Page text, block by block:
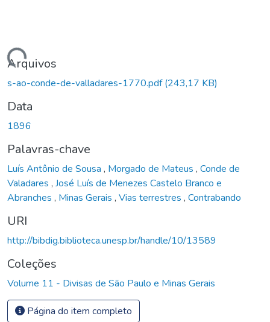
Carregando...
Arquivos
s-ao-conde-de-valladares-1770.pdf(243,17 KB)
Data
1896
Palavras-chave
Luís Antônio de Sousa , Morgado de Mateus , Conde de
Valadares , José Luís de Menezes Castelo Branco e
Abranches , Minas Gerais , Vias terrestres , Contrabando
URI
http://bibdig.biblioteca.unesp.br/handle/10/13589
Coleções
Volume 11 - Divisas de São Paulo e Minas Gerais
Página do item completo